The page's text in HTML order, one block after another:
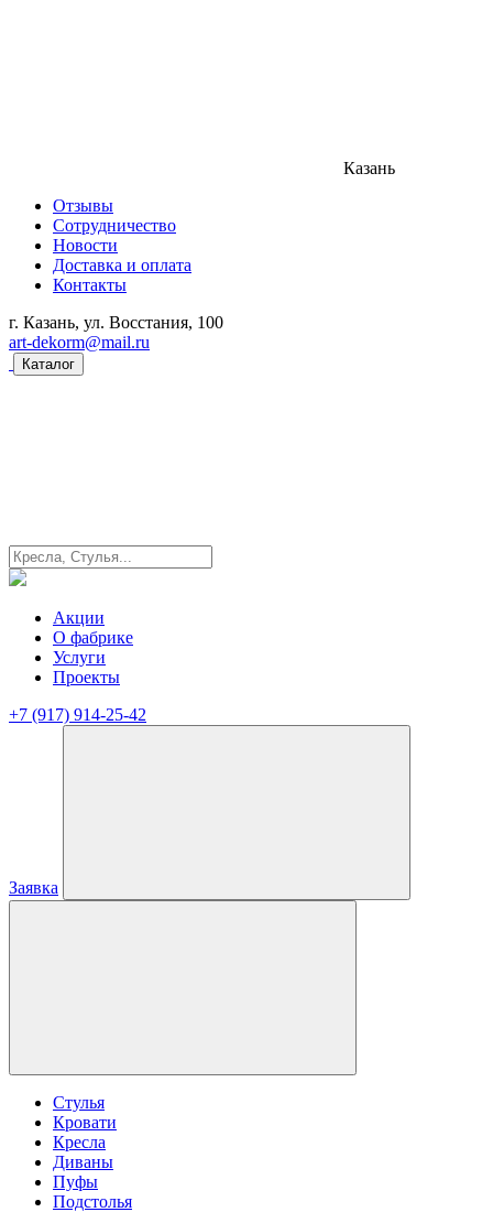
Казань
Отзывы
Сотрудничество
Новости
Доставка и оплата
Контакты
г. Казань, ул. Восстания, 100
art-dekorm@mail.ru
Каталог
Акции
О фабрике
Услуги
Проекты
+7 (917) 914-25-42
Заявка
Стулья
Кровати
Кресла
Диваны
Пуфы
Подстолья